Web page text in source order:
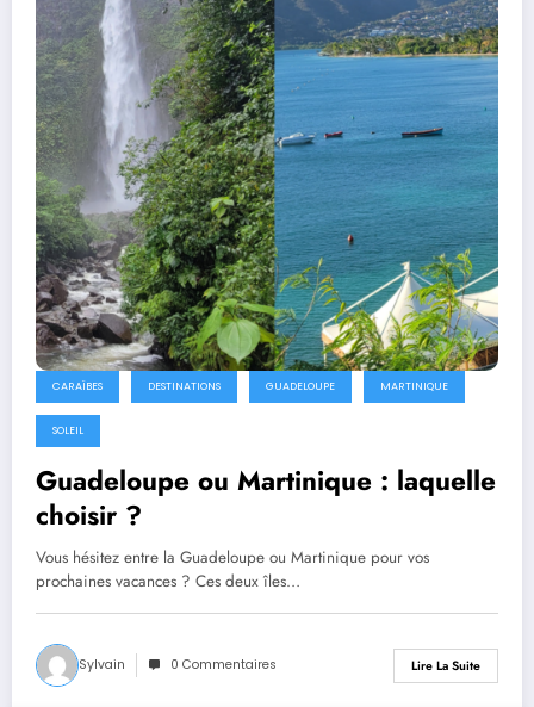
CARAÏBES DESTINATIONS GUADELOUPE MARTINIQUE
SOLEIL
Guadeloupe ou Martinique : laquelle
choisir ?
Vous hésitez entre la Guadeloupe ou Martinique pour vos
prochaines vacances ? Ces deux îles…
Sylvain 0 Commentaires Lire La Suite